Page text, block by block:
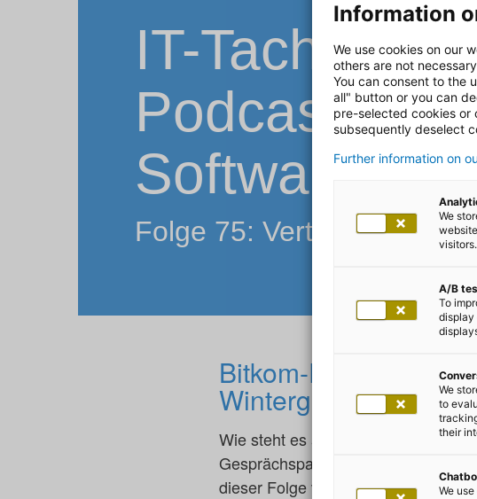
IT-Tacheles
Podcast
Software
Folge 75: Vertrauen,
Bitkom-Präsident
Wintergerst im
Wie steht es also um die
Gesprächspartner als den Bitkom-
dieser Folge von IT-Tacheles
Information
We use cookies on our
others are not
You can consent to the
all" button or you can
pre-selected cookies or
subsequently deselect
Further information on
We
visitors.
A/B
To
display
We
to
their
We